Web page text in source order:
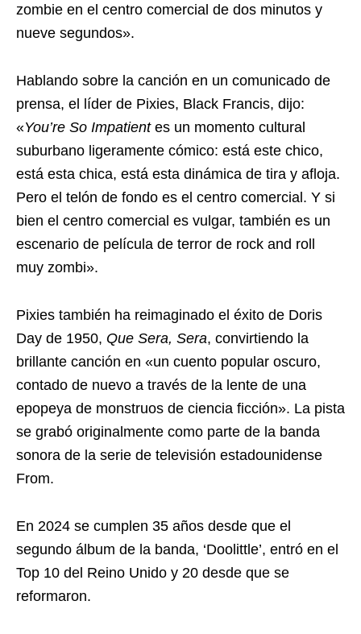
zombie en el centro comercial de dos minutos y
nueve segundos».
Hablando sobre la canción en un comunicado de
prensa, el líder de Pixies, Black Francis, dijo:
«You’re So Impatientes un momento cultural
suburbano ligeramente cómico: está este chico,
está esta chica, está esta dinámica de tira y afloja.
Pero el telón de fondo es el centro comercial. Y si
bien el centro comercial es vulgar, también es un
escenario de película de terror de rock and roll
muy zombi».
Pixies también ha reimaginado el éxito de Doris
Day de 1950, Que Sera, Sera, convirtiendo la
brillante canción en «un cuento popular oscuro,
contado de nuevo a través de la lente de una
epopeya de monstruos de ciencia ficción». La pista
se grabó originalmente como parte de la banda
sonora de la serie de televisión estadounidense
From.
En 2024 se cumplen 35 años desde que el
segundo álbum de la banda, ‘Doolittle’, entró en el
Top 10 del Reino Unido y 20 desde que se
reformaron.